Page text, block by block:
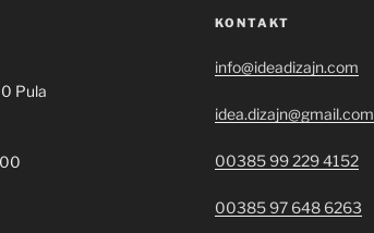
Pula
KONTAKT
info@ideadizajn.com
idea.dizajn@gmail.com
00385 99 229 4152
00385 97 648 6263